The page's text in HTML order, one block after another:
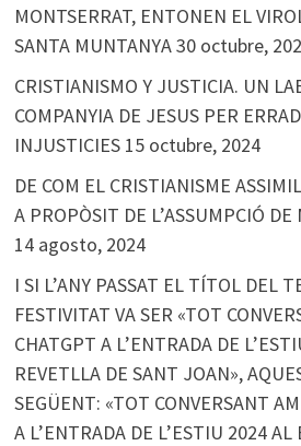
MONTSERRAT, ENTONEN EL
SANTA MUNTANYA30 octubre,
CRISTIANISMO Y JUSTICIA. UN
COMPANYIA DE JESUS PER
INJUSTICIES 15 octubre, 2024
DE COM EL CRISTIANISME
A PROPÒSIT DE L’ASSUMPCIÓ DE
14 agosto, 2024
I SI L’ANY PASSAT EL TÍTOL DEL
FESTIVITAT VA SER «TOT
CHATGPT A L’ENTRADA DE
REVETLLA DE SANT JOAN»,
SEGÜENT: «TOT CONVERSANT
A L’ENTRADA DE L’ESTIU 2024